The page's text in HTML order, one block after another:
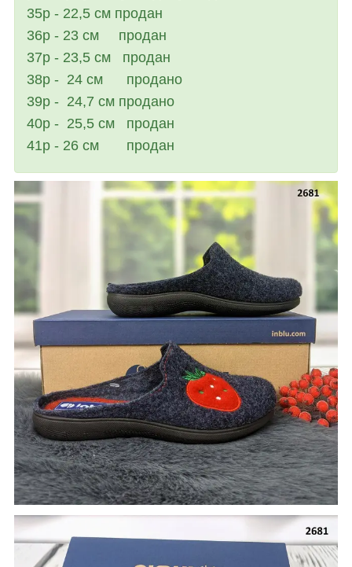
35р - 22,5 см продан
36р - 23 см продан
37р - 23,5 см продан
38р - 24 см продано
39р - 24,7 см продано
40р - 25,5 см продан
41р - 26 см продан